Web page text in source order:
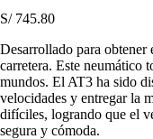
S/745.80
Desarrollado para
carretera. Este neumático
mundos. El AT3 ha sido
velocidades y entregar la
difíciles, logrando que el
segura y cómoda.